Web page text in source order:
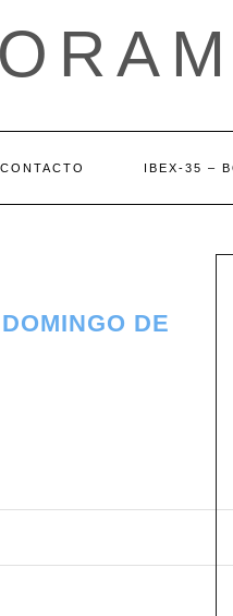
CONTACTO IBEX-35 –
DE